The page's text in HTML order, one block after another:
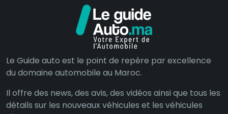
Le Guide auto est le point de repère par excellence
du domaine automobile au Maroc.
Il offre des news, des avis, des vidéos ainsi que tous les
détails sur les nouveaux véhicules et les véhicules